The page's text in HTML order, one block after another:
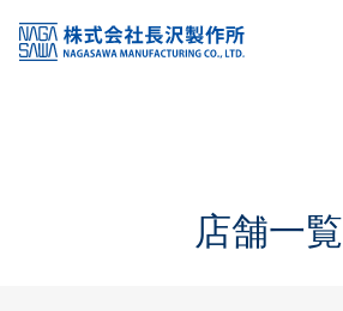
KSS加盟店・取扱店情報
店舗一覧
店舗一覧